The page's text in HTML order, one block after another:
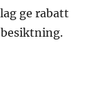
ge rabatt